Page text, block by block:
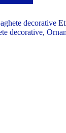
decorative
decorative,